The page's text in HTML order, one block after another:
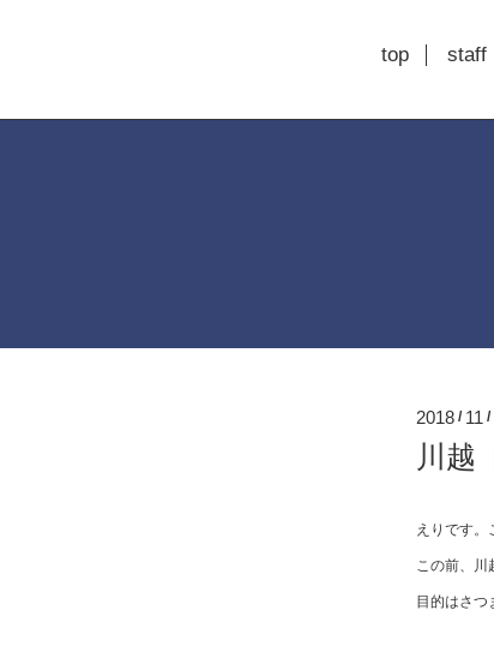
top staff
2018 / 11 /
川越
えりです。
この前、川
目的はさつ